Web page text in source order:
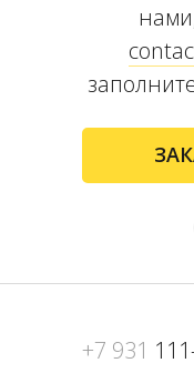
+7 931